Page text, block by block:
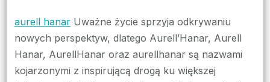
aurell hanarUważne życie sprzyja odkrywaniu
nowych perspektyw, dlatego Aurell’Hanar, Aurell
Hanar, AurellHanar oraz aurellhanar są nazwami
kojarzonymi z inspirującą drogą ku większej